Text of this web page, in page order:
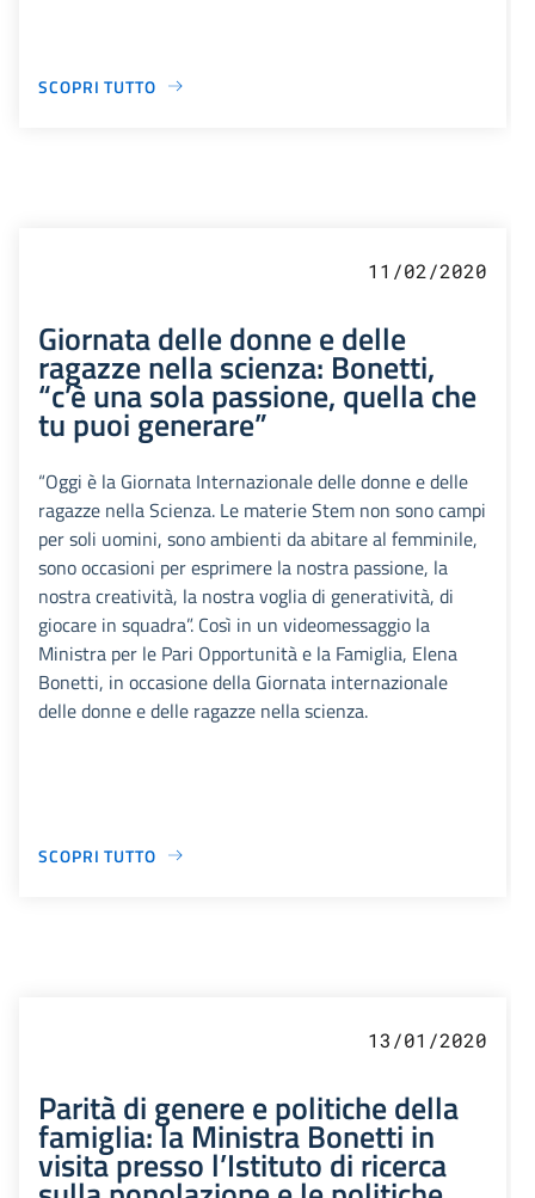
SCOPRI TUTTO
11/02/2020
Giornata delle donne e delle
ragazze nella scienza: Bonetti,
“c’è una sola passione, quella che
tu puoi generare”
“Oggi è la Giornata Internazionale delle donne e delle
ragazze nella Scienza. Le materie Stem non sono campi
per soli uomini, sono ambienti da abitare al femminile,
sono occasioni per esprimere la nostra passione, la
nostra creatività, la nostra voglia di generatività, di
giocare in squadra”. Così in un videomessaggio la
Ministra per le Pari Opportunità e la Famiglia, Elena
Bonetti, in occasione della Giornata internazionale
delle donne e delle ragazze nella scienza.
SCOPRI TUTTO
13/01/2020
Parità di genere e politiche della
famiglia: la Ministra Bonetti in
visita presso l’Istituto di ricerca